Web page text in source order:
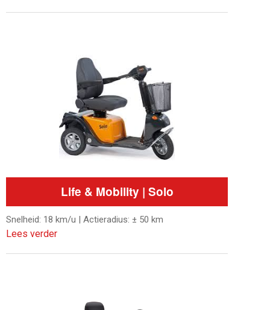
Life & Mobility | Solo
Snelheid: 18 km/u | Actieradius: ± 50 km
Lees verder